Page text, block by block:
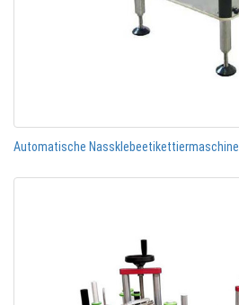
Automatische Nassklebeetikettiermaschine